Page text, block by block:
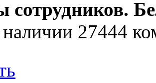
наличии 27444